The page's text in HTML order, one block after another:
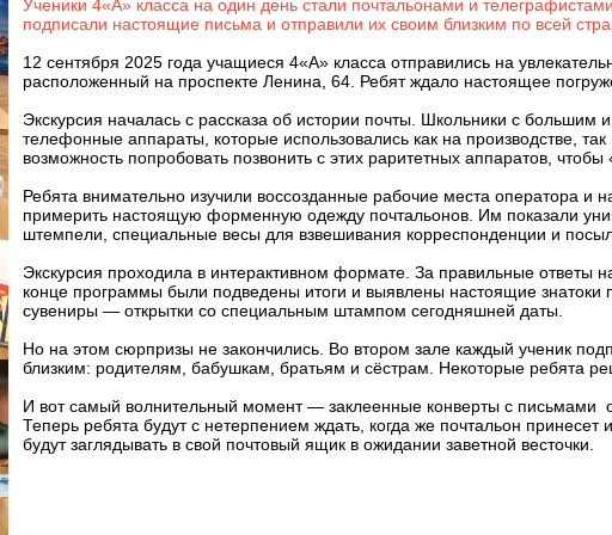
Ученики 4«А» класса на один день стали почтальонами и
подписали настоящие письма и отправили их своим близким по всей
12 сентября 2025 года учащиеся 4«А» класса отправились на
расположенный на проспекте Ленина, 64. Ребят ждало настоящее
Экскурсия началась с рассказа об истории почты. Школьники с
телефонные аппараты, которые использовались как на производстве,
возможность попробовать позвонить с этих раритетных аппаратов, чтобы
Ребята внимательно изучили воссозданные рабочие места оператора и
примерить настоящую форменную одежду почтальонов. Им показали
штемпели, специальные весы для взвешивания корреспонденции и
Экскурсия проходила в интерактивном формате. За правильные ответы
конце программы были подведены итоги и выявлены настоящие знатоки
сувениры — открытки со специальным штампом сегодняшней даты.
Но на этом сюрпризы не закончились. Во втором зале каждый ученик
близким: родителям, бабушкам, братьям и сёстрам. Некоторые ребята
И вот самый волнительный момент — заклеенные конверты с письмами
Теперь ребята будут с нетерпением ждать, когда же почтальон
будут заглядывать в свой почтовый ящик в ожидании заветной весточки.